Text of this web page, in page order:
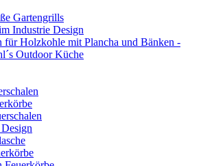
Gartengrills
Industrie Design
für Holzkohle mit Plancha und Bänken -
Outdoor Küche